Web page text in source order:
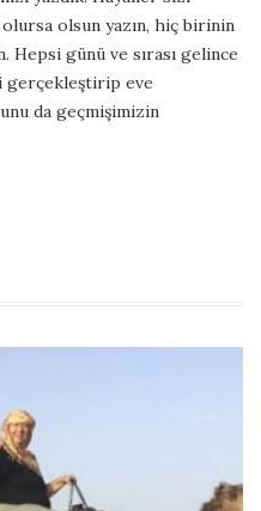
olsun yazın, hiç birinin
Hepsi günü ve sırası gelince
gerçekleştirip eve
da geçmişimizin